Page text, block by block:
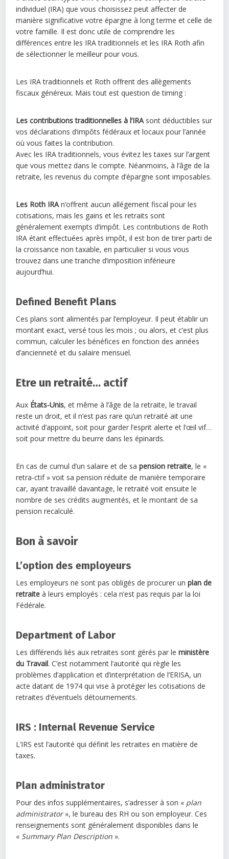
individuel (IRA) que vous choisissez peut affecter de
manière significative votre épargne à long terme et celle de
votre famille. Il est donc utile de comprendre les
différences entre les IRA traditionnels et les IRA Roth afin
de sélectionner le meilleur pour vous.
Les IRA traditionnels et Roth offrent des allègements
fiscaux généreux. Mais tout est question de timing :
Les contributions traditionnelles à l’IRAsont déductibles sur
vos déclarations d‘impôts fédéraux et locaux pour l’année
où vous faites la contribution.
Avec les IRA traditionnels, vous évitez les taxes sur l’argent
que vous mettez dans le compte. Néanmoins, à l’âge de la
retraite, les revenus du compte d’épargne sont imposables.
Les Roth IRAn’offrent aucun allégement fiscal pour les
cotisations, mais les gains et les retraits sont
généralement exempts d’impôt. Les contributions de Roth
IRA étant effectuées après impôt, il est bon de tirer parti de
la croissance non taxable, en particulier si vous vous
trouvez dans une tranche d’imposition inférieure
aujourd’hui.
Defined Benefit Plans
Ces plans sont alimentés par l’employeur. Il peut établir un
montant exact, versé tous les mois ; ou alors, et c’est plus
commun, calculer les bénéfices en fonction des années
d’ancienneté et du salaire mensuel.
Etre un retraité… actif
Aux États-Unis, et même à l’âge de la retraite, le travail
reste un droit, et il n’est pas rare qu’un retraité ait une
activité d’appoint, soit pour garder l’esprit alerte et l’œil vif…
soit pour mettre du beurre dans les épinards.
En cas de cumul d’un salaire et de sapension retraite, le «
retra-ctif » voit sa pension réduite de manière temporaire
car, ayant travaillé davantage, le retraité voit ensuite le
nombre de ses crédits augmentés, et le montant de sa
pension recalculé.
Bon à savoir
L’option des employeurs
Les employeurs ne sont pas obligés de procurer unplan de
retraite à leurs employés : cela n’est pas requis par la loi
Fédérale.
Department of Labor
Les différends liés aux retraites sont gérés par leministère
du Travail. C’est notamment l’autorité qui règle les
problèmes d’application et d’interprétation de l’ERISA, un
acte datant de 1974 qui vise à protéger les cotisations de
retraites d’éventuels détournements.
IRS : Internal Revenue Service
L’IRS est l’autorité qui définit les retraites en matière de
taxes.
Plan administrator
Pour des infos supplémentaires, s’adresser à son « plan
administrator», le bureau des RH ou son employeur. Ces
renseignements sont généralement disponibles dans le
« Summary Plan Description ».